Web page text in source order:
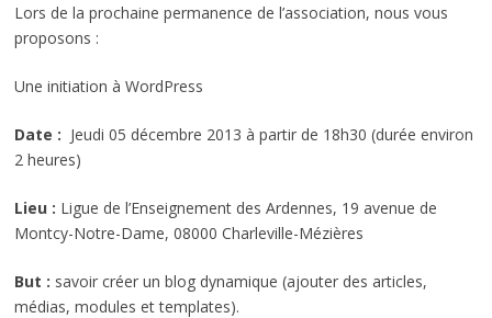
Lors de la prochaine permanence de l’association, nous vous
proposons :
Une initiation à WordPress
Date : Jeudi 05 décembre 2013 à partir de 18h30 (durée environ
2 heures)
Lieu : Ligue de l’Enseignement des Ardennes, 19 avenue de
Montcy-Notre-Dame, 08000 Charleville-Mézières
But : savoir créer un blog dynamique (ajouter des articles,
médias, modules et templates).